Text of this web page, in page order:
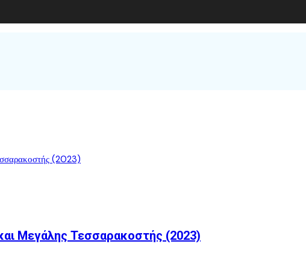
Μεγάλης Τεσσαρακοστής (2023)